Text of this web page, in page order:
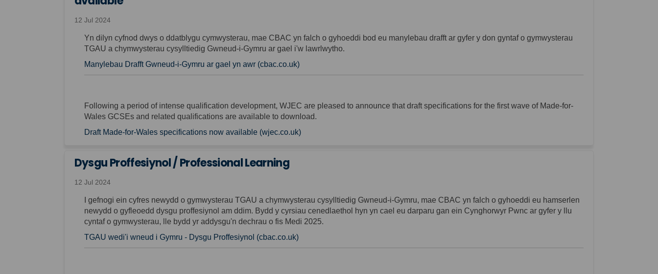
12 Jul 2024
Yn dilyn cyfnod dwys o ddatblygu cymwysterau, mae CBAC yn falch o gyhoeddi bod eu manylebau drafft ar gyfer y don gyntaf o gymwysterau
TGAU a chymwysterau cysylltiedig Gwneud-i-Gymru ar gael i'w lawrlwytho.
Manylebau Drafft Gwneud-i-Gymru ar gael yn awr (cbac.co.uk)(External link)
Following a period of intense qualification development, WJEC are pleased to announce that draft specifications for the first wave of Made-for-
Wales GCSEs and related qualifications are available to download.
Draft Made-for-Wales specifications now available (wjec.co.uk)(External link)
Dysgu Proffesiynol / Professional Learning
12 Jul 2024
I gefnogi ein cyfres newydd o gymwysterau TGAU a chymwysterau cysylltiedig Gwneud-i-Gymru, mae CBAC yn falch o gyhoeddi eu hamserlen
newydd o gyfleoedd dysgu proffesiynol am ddim. Bydd y cyrsiau cenedlaethol hyn yn cael eu darparu gan ein Cynghorwyr Pwnc ar gyfer y llu
cyntaf o gymwysterau, lle bydd yr addysgu'n dechrau o fis Medi 2025.
TGAU wedi'i wneud i Gymru - Dysgu Proffesiynol (cbac.co.uk)(External link)